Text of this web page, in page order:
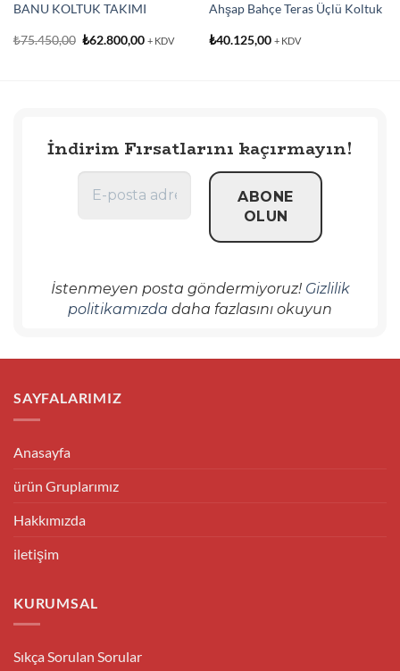
BANU KOLTUK TAKIMI
₺75.450,00 Orijinal
₺62.800,00Şu
+ KDV
Ahşap Bahçe Teras Üçlü Koltuk
₺40.125,00 + KDV
İndirim Fırsatlarını kaçırmayın!
İstenmeyen posta göndermiyoruz! Gizlilik
politikamızda daha fazlasını okuyun
SAYFALARIMIZ
Anasayfa
ürün Gruplarımız
Hakkımızda
iletişim
KURUMSAL
Sıkça Sorulan Sorular